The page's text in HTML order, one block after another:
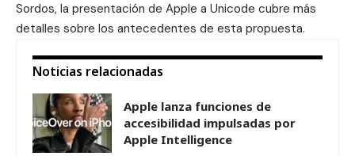
Sordos, la presentación de Apple a Unicode cubre más
detalles sobre los antecedentes de esta propuesta.
Noticias relacionadas
Apple lanza funciones de
accesibilidad impulsadas por
Apple Intelligence